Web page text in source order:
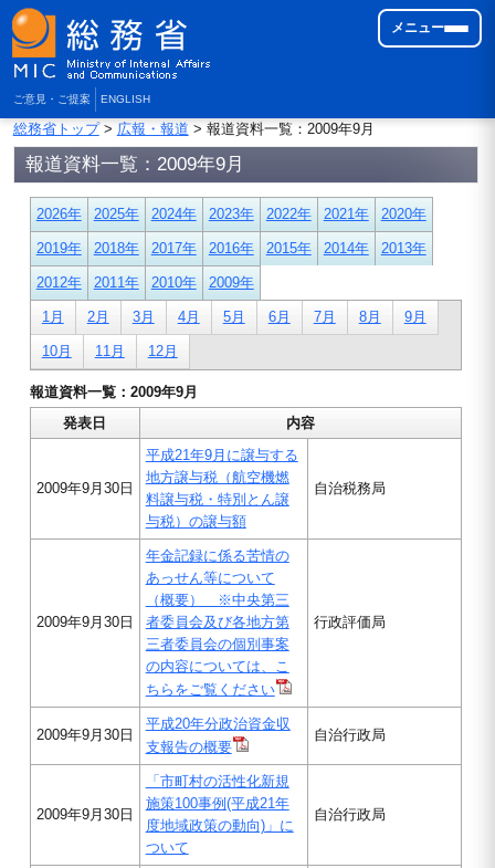
ご意見・ご提案 ENGLISH
メニュー
総務省トップ> 広報・報道 > 報道資料一覧：2009年9月
報道資料一覧：2009年9月
2026年 2025年 2024年 2023年 2022年 2021年 2020年
2019年 2018年 2017年 2016年 2015年 2014年 2013年
2012年 2011年 2010年 2009年
1月 2月 3月 4月 5月 6月 7月 8月 9月
10月 11月 12月
報道資料一覧：2009年9月
発表日
内容
2009年9月30日
平成21年9月に譲与する
地方譲与税（航空機燃
料譲与税・特別とん譲
与税）の譲与額
自治税務局
2009年9月30日
年金記録に係る苦情の
あっせん等について
（概要） ※中央第三
者委員会及び各地方第
三者委員会の個別事案
の内容については、こ
ちらをご覧ください
行政評価局
2009年9月30日
平成20年分政治資金収
支報告の概要
自治行政局
2009年9月30日
「市町村の活性化新規
施策100事例(平成21年
度地域政策の動向)」に
ついて
自治行政局